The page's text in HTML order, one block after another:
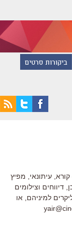
ביקורות סרטים
עיתונאי, מפיץ
וצילומים
למיניהם, או